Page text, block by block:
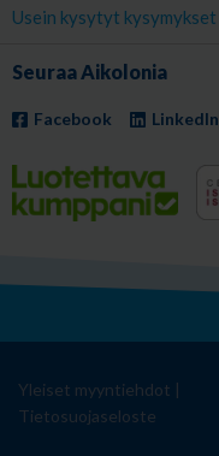
Usein kysytyt kysymykset
Seuraa Aikolonia
Facebook LinkedIn
Yleiset myyntiehdot |
Tietosuojaseloste